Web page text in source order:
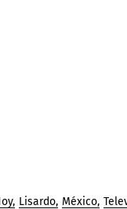
Lisardo México